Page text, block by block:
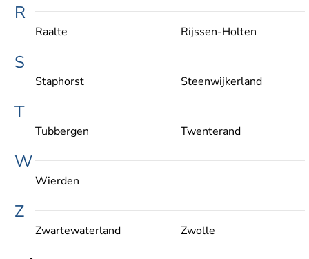
R
Raalte Rijssen-Holten
S
Staphorst Steenwijkerland
T
Tubbergen Twenterand
W
Wierden
Z
Zwartewaterland Zwolle